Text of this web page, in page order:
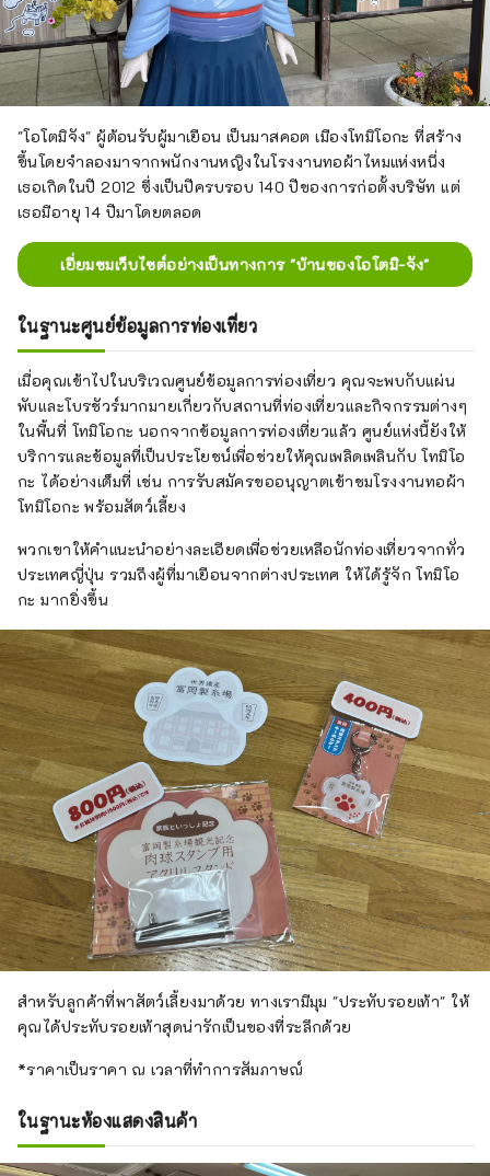
"โอโตมิจัง" ผู้ต้อนรับผู้มาเยือน เป็นมาสคอต เมืองโทมิโอกะ ที่สร้าง
ขึ้นโดยจำลองมาจากพนักงานหญิงในโรงงานทอผ้าไหมแห่งหนึ่ง
เธอเกิดในปี 2012 ซึ่งเป็นปีครบรอบ 140 ปีของการก่อตั้งบริษัท แต่
เธอมีอายุ 14 ปีมาโดยตลอด
เยี่ยมชมเว็บไซต์อย่างเป็นทางการ "บ้านของโอโตมิ-จัง"
ในฐานะศูนย์ข้อมูลการท่องเที่ยว
เมื่อคุณเข้าไปในบริเวณศูนย์ข้อมูลการท่องเที่ยว คุณจะพบกับแผ่น
พับและโบรชัวร์มากมายเกี่ยวกับสถานที่ท่องเที่ยวและกิจกรรมต่างๆ
ในพื้นที่ โทมิโอกะ นอกจากข้อมูลการท่องเที่ยวแล้ว ศูนย์แห่งนี้ยังให้
บริการและข้อมูลที่เป็นประโยชน์เพื่อช่วยให้คุณเพลิดเพลินกับ โทมิโอ
กะ ได้อย่างเต็มที่ เช่น การรับสมัครขออนุญาตเข้าชมโรงงานทอผ้า
โทมิโอกะ พร้อมสัตว์เลี้ยง
พวกเขาให้คำแนะนำอย่างละเอียดเพื่อช่วยเหลือนักท่องเที่ยวจากทั่ว
ประเทศญี่ปุ่น รวมถึงผู้ที่มาเยือนจากต่างประเทศ ให้ได้รู้จัก โทมิโอ
กะ มากยิ่งขึ้น
สำหรับลูกค้าที่พาสัตว์เลี้ยงมาด้วย ทางเรามีมุม "ประทับรอยเท้า" ให้
คุณได้ประทับรอยเท้าสุดน่ารักเป็นของที่ระลึกด้วย
*ราคาเป็นราคา ณ เวลาที่ทำการสัมภาษณ์
ในฐานะห้องแสดงสินค้า